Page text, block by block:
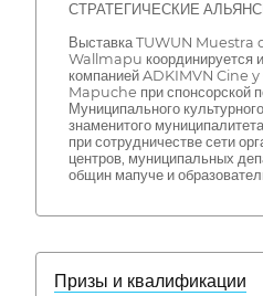
СТРАТЕГИЧЕСКИЕ
Выставка TUWUN
Wallmapu координируется
компанией ADKIMVN Cine
Mapuche при спонсорской
Муниципального
знаменитого
при сотрудничестве сети
центров, муниципальных
общин мапуче и
Призы и квалификации